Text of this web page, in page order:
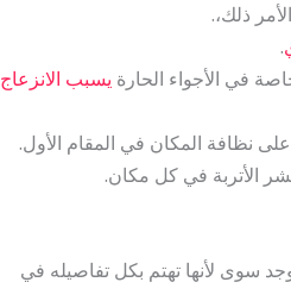
ذلك،.
.
في الأجواء الحارة يسبب الانزعاج
نظافة المكان في المقام الأول.
الأتربة في كل مكان.
سوى لأنها تهتم بكل تفاصيله في